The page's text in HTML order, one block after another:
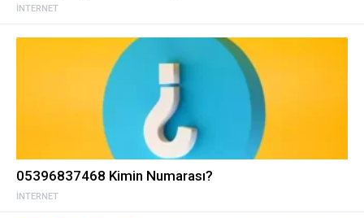
İNTERNET
İNTERNET
05396837468 Kimin Numarası?